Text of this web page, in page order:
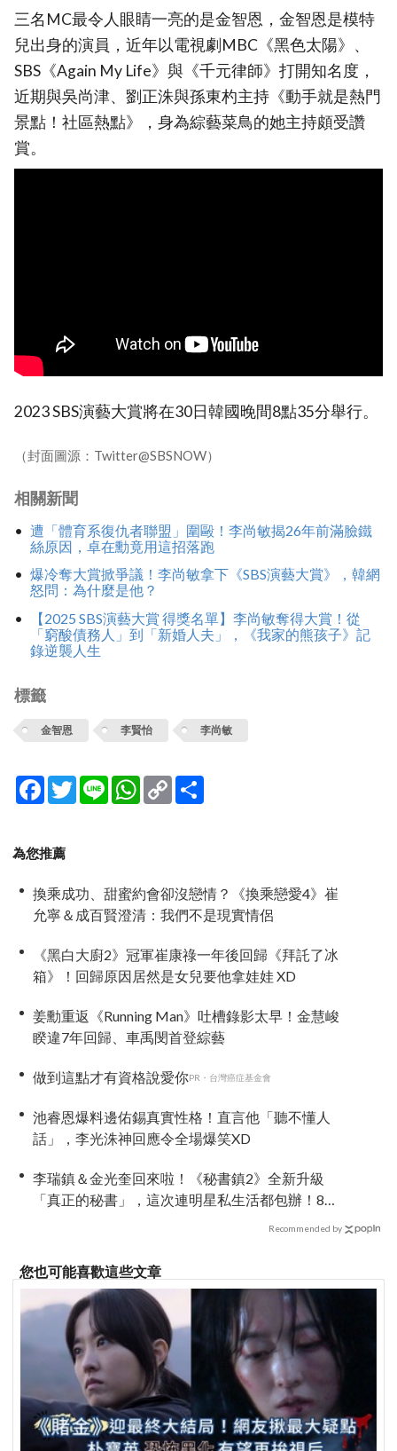
三名MC最令人眼睛一亮的是金智恩，金智恩是模特
兒出身的演員，近年以電視劇MBC《黑色太陽》、
SBS《Again My Life》與《千元律師》打開知名度，
近期與吳尚津、劉正洙與孫東杓主持《動手就是熱門
景點！社區熱點》，身為綜藝菜鳥的她主持頗受讚
賞。
2023 SBS演藝大賞將在30日韓國晚間8點35分舉行。
（封面圖源：Twitter@SBSNOW）
相關新聞
遭「體育系復仇者聯盟」圍毆！李尚敏揭26年前滿臉鐵
絲原因，卓在勳竟用這招落跑
爆冷奪大賞掀爭議！李尚敏拿下《SBS演藝大賞》，韓網
怒問：為什麼是他？
【2025 SBS演藝大賞 得獎名單】李尚敏奪得大賞！從
「窮酸債務人」到「新婚人夫」，《我家的熊孩子》記
錄逆襲人生
標籤
金智恩 李賢怡 李尚敏
Facebook
TwitterLine WhatsApp
Copy
Link
為您推薦
換乘成功、甜蜜約會卻沒戀情？《換乘戀愛4》崔
允寧＆成百賢澄清：我們不是現實情侶
《黑白大廚2》冠軍崔康祿一年後回歸《拜託了冰
箱》！回歸原因居然是女兒要他拿娃娃 XD
姜勳重返《Running Man》吐槽錄影太早！金慧峻
睽違7年回歸、車禹閔首登綜藝
做到這點才有資格說愛你PR・台灣癌症基金會
池睿恩爆料邊佑錫真實性格！直言他「聽不懂人
話」，李光洙神回應令全場爆笑XD
李瑞鎮＆金光奎回來啦！《秘書鎮2》全新升級
「真正的秘書」，這次連明星私生活都包辦！8月
Recommended by
您也可能喜歡這些文章